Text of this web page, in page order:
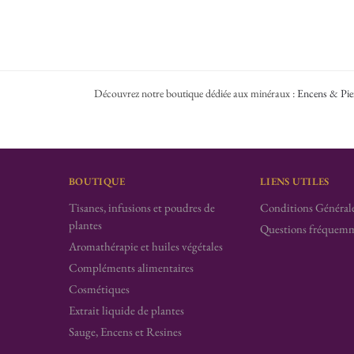
Découvrez notre boutique dédiée aux minéraux :Encens &
BOUTIQUE
Tisanes, infusions et poudres de
plantes
Aromathérapie et huiles végétales
Compléments alimentaires
Cosmétiques
Extrait liquide de plantes
Sauge, Encens et Resines
LIENS UTILES
Conditions
Questions